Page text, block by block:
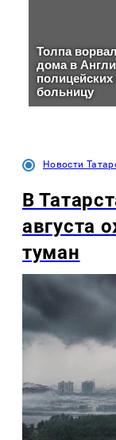
Новости
В
августа
туман